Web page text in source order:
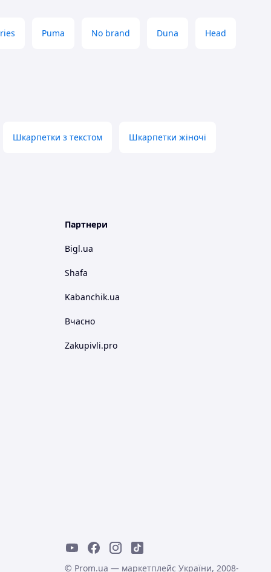
Puma No brand Duna Head
Шкарпетки з текстом Шкарпетки жіночі
Партнери
Bigl.ua
Shafa
Kabanchik.ua
Вчасно
Zakupivli.pro
© Prom.ua — маркетплейс України, 2008-